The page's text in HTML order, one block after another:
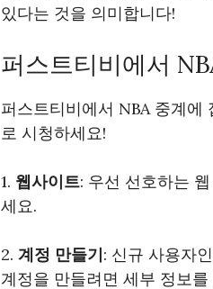
있다는 것을 의미합니다!
퍼스트티비에서
퍼스트티비에서 NBA 중계
로 시청하세요!
1. 웹사이트: 우선 선호하는
세요.
2. 계정 만들기: 신규 사용자
계정을 만들려면 세부 정보를